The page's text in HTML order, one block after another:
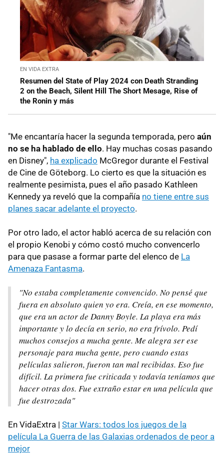
EN VIDA EXTRA
Resumen del State of Play 2024 con Death Stranding
2 on the Beach, Silent Hill The Short Mesage, Rise of
the Ronin y más
"Me encantaría hacer la segunda temporada, pero aún
no se ha hablado de ello. Hay muchas cosas pasando
en Disney", ha explicado McGregor durante el Festival
de Cine de Göteborg. Lo cierto es que la situación es
realmente pesimista, pues el año pasado Kathleen
Kennedy ya reveló que la compañía no tiene entre sus
planes sacar adelante el proyecto.
Por otro lado, el actor habló acerca de su relación con
el propio Kenobi y cómo costó mucho convencerlo
para que pasase a formar parte del elenco de La
Amenaza Fantasma.
"No estaba completamente convencido. No pensé que
fuera en absoluto quien yo era. Creía, en ese momento,
que era un actor de Danny Boyle. La playa era más
importante y lo decía en serio, no era frívolo. Pedí
muchos consejos a mucha gente. Me alegra ser ese
personaje para mucha gente, pero cuando estas
películas salieron, fueron tan mal recibidas. Eso fue
difícil. La primera fue criticada y todavía teníamos que
hacer otras dos. Fue extraño estar en una película que
fue destrozada"
En VidaExtra | Star Wars: todos los juegos de la
película La Guerra de las Galaxias ordenados de peor a
mejor